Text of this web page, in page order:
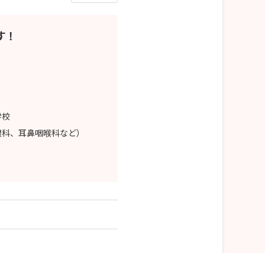
、耳鼻咽喉科など）